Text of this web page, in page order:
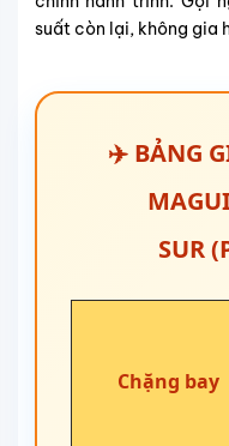
suất còn lại, không gia
✈️ BẢNG
SUR
Chặng bay